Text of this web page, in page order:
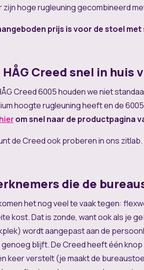
zijn hoge rugleuning gecombineerd
prijs is voor de stoel
HÅG Creed snel in huis
Creed 6005 houden we niet
hoogte rugleuning heeft en de
om snel naar de productpagina
de Creed ook proberen in ons
die de
het nog veel te vaak tegen:
kost. Dat is zonde, want ook als je
wordt aangepast aan de
genoeg blijft. De Creed heeft één
keer verstelt (je maakt de